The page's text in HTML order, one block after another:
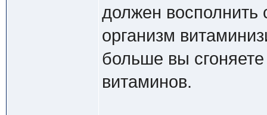
должен восполнить
организм
больше вы
витаминов.